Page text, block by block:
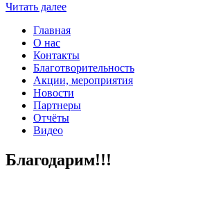
Читать далее
Главная
О нас
Контакты
Благотворительность
Акции, мероприятия
Новости
Партнеры
Отчёты
Видео
Благодарим!!!